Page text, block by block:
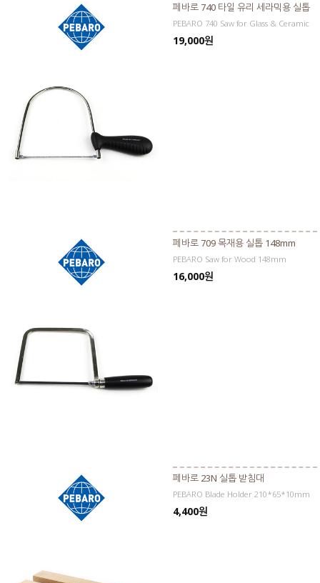
페바로 740 타일 유리 세라믹용 실톱
PEBARO 740 Saw for Glass & Ceramic
19,000원
페바로 709 목재용 실톱 148mm
PEBARO Saw for Wood 148mm
16,000원
페바로 23N 실톱 받침대
PEBARO Blade Holder 210*65*10mm
4,400원